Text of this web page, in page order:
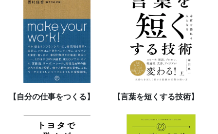
【自分の仕事をつくる】 【言葉を短くする技術】